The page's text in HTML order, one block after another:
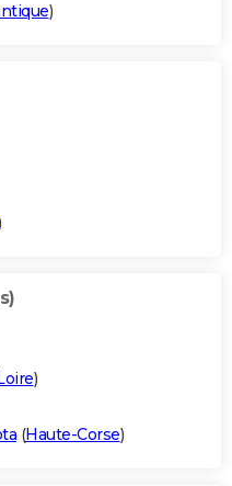
)
)
(Haute-Corse)